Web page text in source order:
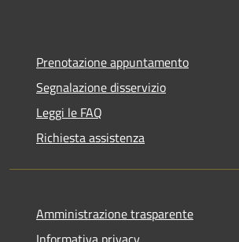
Prenotazione appuntamento
Segnalazione disservizio
Leggi le FAQ
Richiesta assistenza
Amministrazione trasparente